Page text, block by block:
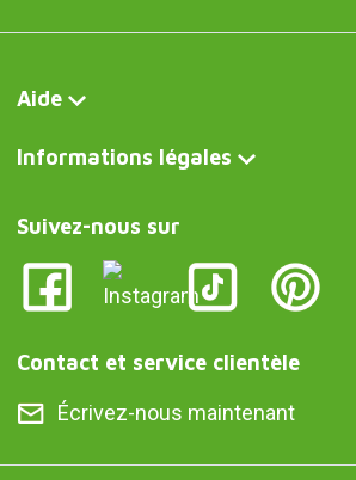
Aide
Informations légales
Suivez-nous sur
Contact et service clientèle
Écrivez-nous maintenant